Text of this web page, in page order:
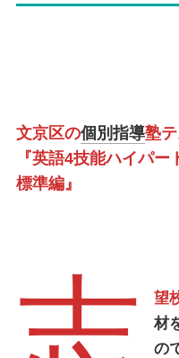
文京区の個別指導塾
『英語4技能ハイパー
標準編』
望
材
の